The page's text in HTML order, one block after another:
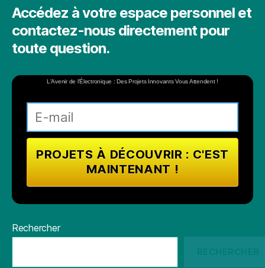
Accédez à votre espace personnel et
contactez-nous directement pour
toute question.
L'Avenir de l'Électronique : Des Projets Innovants Vous Attendent !
Rechercher